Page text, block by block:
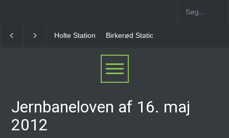
Holte Station Birkerød Station
Jernbaneloven af 16. maj
2012